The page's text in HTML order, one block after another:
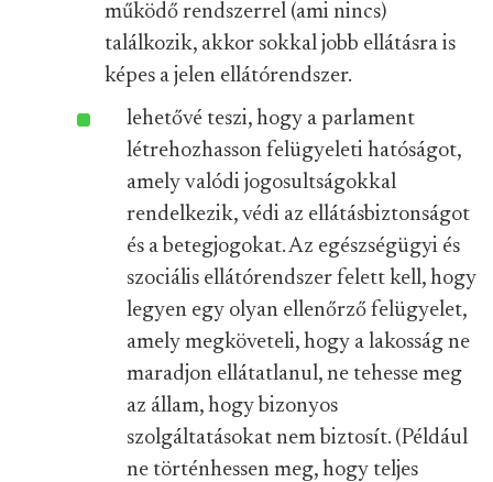
működő rendszerrel (ami nincs)
találkozik, akkor sokkal jobb ellátásra is
képes a jelen ellátórendszer.
lehetővé teszi, hogy a parlament
létrehozhasson felügyeleti hatóságot,
amely valódi jogosultságokkal
rendelkezik, védi az ellátásbiztonságot
és a betegjogokat. Az egészségügyi és
szociális ellátórendszer felett kell, hogy
legyen egy olyan ellenőrző felügyelet,
amely megköveteli, hogy a lakosság ne
maradjon ellátatlanul, ne tehesse meg
az állam, hogy bizonyos
szolgáltatásokat nem biztosít. (Például
ne történhessen meg, hogy teljes